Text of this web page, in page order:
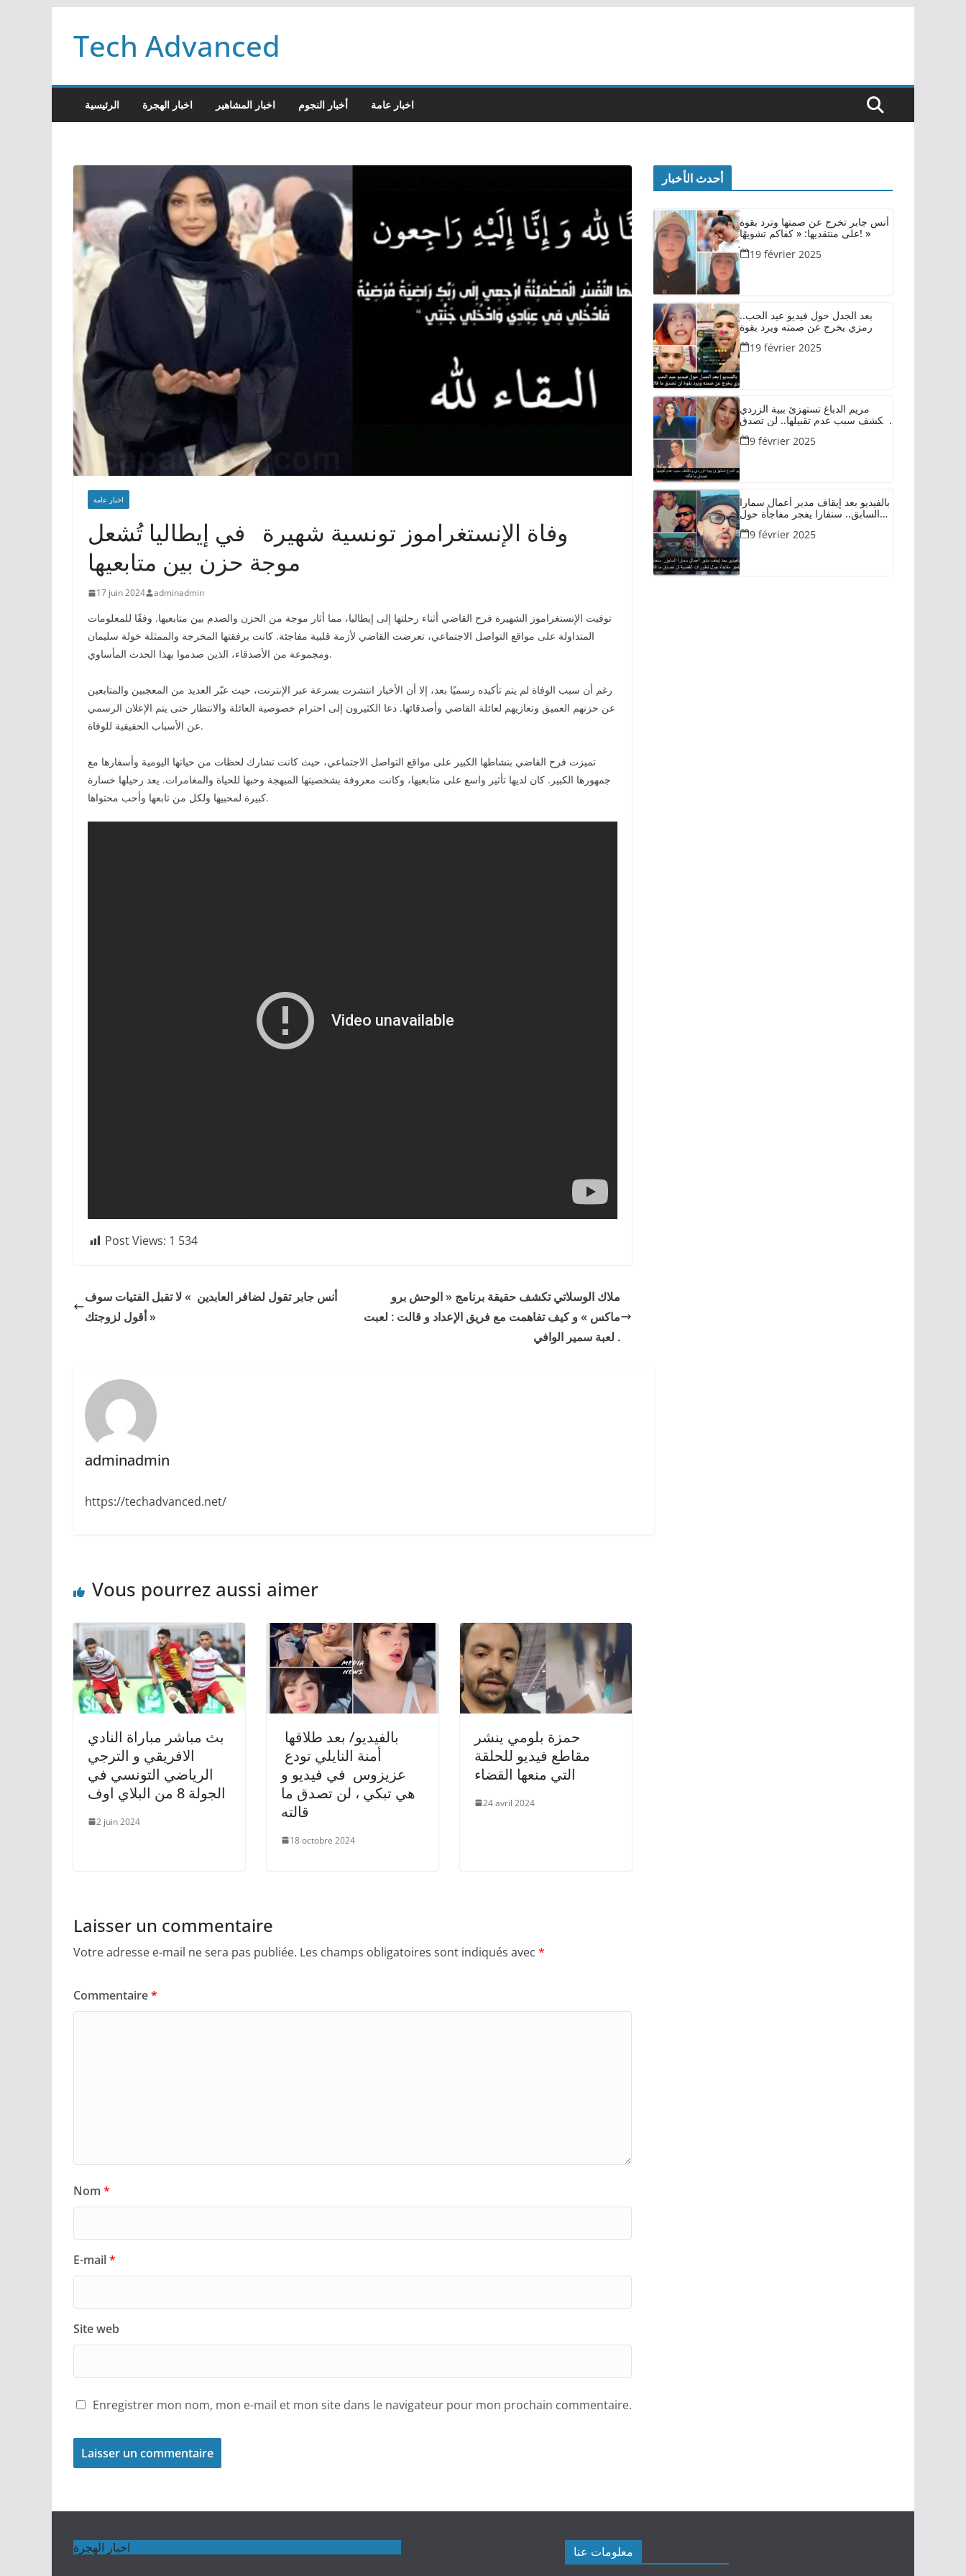
contenu
Tech Advanced
الرئيسية اخبار الهجرة اخبار المشاهير أخبار النجوم اخبار عامة
اخبار عامة
وفاة الإنستغراموز تونسية شهيرة في إيطاليا تُشعل
موجة حزن بين متابعيها
17 juin 2024 adminadmin
توفيت الإنستغراموز الشهيرة فرح القاضي أثناء رحلتها إلى إيطاليا، مما أثار موجة من الحزن والصدم بين متابعيها. وفقًا للمعلومات
المتداولة على مواقع التواصل الاجتماعي، تعرضت القاضي لأزمة قلبية مفاجئة. كانت برفقتها المخرجة والممثلة خولة سليمان
ومجموعة من الأصدقاء، الذين صدموا بهذا الحدث المأساوي.
رغم أن سبب الوفاة لم يتم تأكيده رسميًا بعد، إلا أن الأخبار انتشرت بسرعة عبر الإنترنت، حيث عبّر العديد من المعجبين والمتابعين
عن حزنهم العميق وتعازيهم لعائلة القاضي وأصدقائها. دعا الكثيرون إلى احترام خصوصية العائلة والانتظار حتى يتم الإعلان الرسمي
عن الأسباب الحقيقية للوفاة.
تميزت فرح القاضي بنشاطها الكبير على مواقع التواصل الاجتماعي، حيث كانت تشارك لحظات من حياتها اليومية وأسفارها مع
جمهورها الكبير. كان لديها تأثير واسع على متابعيها، وكانت معروفة بشخصيتها المبهجة وحبها للحياة والمغامرات. يعد رحيلها خسارة
كبيرة لمحبيها ولكل من تابعها وأحب محتواها.
Post Views: 1 534
أنس جابر تقول لضافر العابدين » لا تقبل الفتيات سوف
أقول لزوجتك »
ملاك الوسلاتي تكشف حقيقة برنامج « الوحش برو
ماكس » و كيف تفاهمت مع فريق الإعداد و قالت : لعبت
لعبة سمير الوافي .
adminadmin
https://techadvanced.net/
Vous pourrez aussi aimer
بث مباشر مباراة النادي
الافريقي و الترجي
الرياضي التونسي في
2 juin 2024
بالفيديو/ بعد طلاقها
أمنة النايلي تودع
عزيزوس في فيديو و
هي تبكي ، لن تصدق ما
قالته
18 octobre 2024
حمزة بلومي ينشر
مقاطع فيديو للحلقة
التي منعها القضاء
24 avril 2024
Laisser un commentaire
Votre adresse e-mail ne sera pas publiée. Les champs obligatoires sont indiqués avec *
Commentaire*
Nom *
E-mail*
Site web
Enregistrer mon nom, mon e-mail et mon site dans le navigateur pour mon prochain commentaire.
أحدث الأخبار
أنس جابر تخرج عن صمتها وترد بقوة
على منتقديها: « كفاكم تشويهًا! »
19 février 2025
بعد الجدل حول فيديو عيد الحب..
رمزي يخرج عن صمته ويرد بقوة
19 février 2025
مريم الدباغ تستهزئ ببية الزردي
وتكشف سبب عدم تقبيلها.. لن تصدق
ما قالته
9 février 2025
بالفيديو بعد إيقاف مدير أعمال سمارا
السابق.. سنفارا يفجر مفاجأة حول
تطورات القضية لن تصدق ما قاله
9 février 2025
اخبار الهجرة معلومات عنا